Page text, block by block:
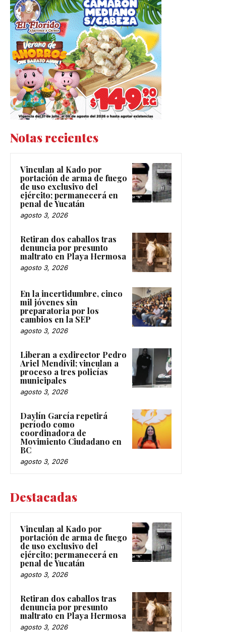
Notas recientes
Vinculan al Kado por
portación de arma de fuego
de uso exclusivo del
ejército; permanecerá en
penal de Yucatán
agosto 3, 2026
Retiran dos caballos tras
denuncia por presunto
maltrato en Playa Hermosa
agosto 3, 2026
En la incertidumbre, cinco
mil jóvenes sin
preparatoria por los
cambios en la SEP
agosto 3, 2026
Liberan a exdirector Pedro
Ariel Mendívil; vinculan a
proceso a tres policías
municipales
agosto 3, 2026
Daylín García repetirá
período como
coordinadora de
Movimiento Ciudadano en
BC
agosto 3, 2026
Destacadas
Vinculan al Kado por
portación de arma de fuego
de uso exclusivo del
ejército; permanecerá en
penal de Yucatán
agosto 3, 2026
Retiran dos caballos tras
denuncia por presunto
maltrato en Playa Hermosa
agosto 3, 2026